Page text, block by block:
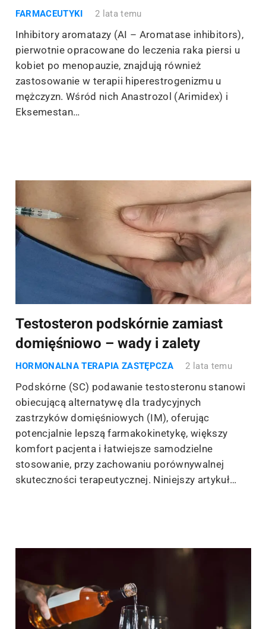
FARMACEUTYKI 2 lata temu
Inhibitory aromatazy (AI – Aromatase inhibitors),
pierwotnie opracowane do leczenia raka piersi u
kobiet po menopauzie, znajdują również
zastosowanie w terapii hiperestrogenizmu u
mężczyzn. Wśród nich Anastrozol (Arimidex) i
Eksemestan…
Testosteron podskórnie zamiast
domięśniowo – wady i zalety
HORMONALNA TERAPIA ZASTĘPCZA 2 lata temu
Podskórne (SC) podawanie testosteronu stanowi
obiecującą alternatywę dla tradycyjnych
zastrzyków domięśniowych (IM), oferując
potencjalnie lepszą farmakokinetykę, większy
komfort pacjenta i łatwiejsze samodzielne
stosowanie, przy zachowaniu porównywalnej
skuteczności terapeutycznej. Niniejszy artykuł…